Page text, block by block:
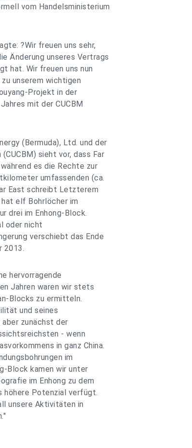
vom Handelsministerium
?Wir freuen uns sehr,
Änderung unseres Vertrags
hat. Wir freuen uns nun
unserem wichtigen
Projekt in der
mit der CUCBM
(Bermuda), Ltd. und der
sieht vor, dass Far
es die Rechte zur
umfassenden (ca.
East schreibt Letzterem
elf Bohrlöcher im
drei im Enhong-Block.
oder nicht
verschiebt das Ende
2013.
hervorragende
Jahren waren wir stets
Blocks zu ermitteln.
und seines
zunächst der
- wenn
in ganz China.
im
Block kamen wir unter
im Enhong zu dem
höhere Potenzial verfügt.
unsere Aktivitäten in